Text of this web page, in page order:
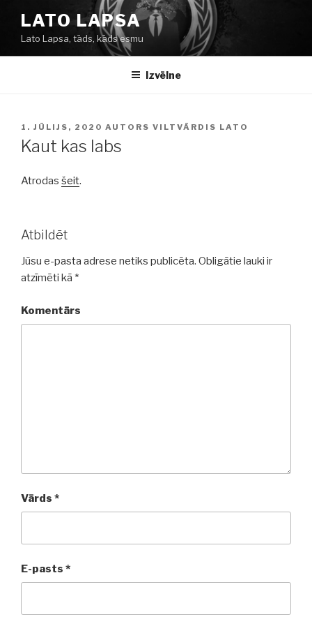
saturu
LATO LAPSA
Lato Lapsa, tāds, kāds esmu
Izvēlne
PUBLICĒTS
1. JŪLIJS, 2020 AUTORS VILTVĀRDIS LATO
Kaut kas labs
Atrodas šeit.
Atbildēt
Jūsu e-pasta adrese netiks publicēta. Obligātie lauki ir
atzīmēti kā *
Komentārs
Vārds *
E-pasts *